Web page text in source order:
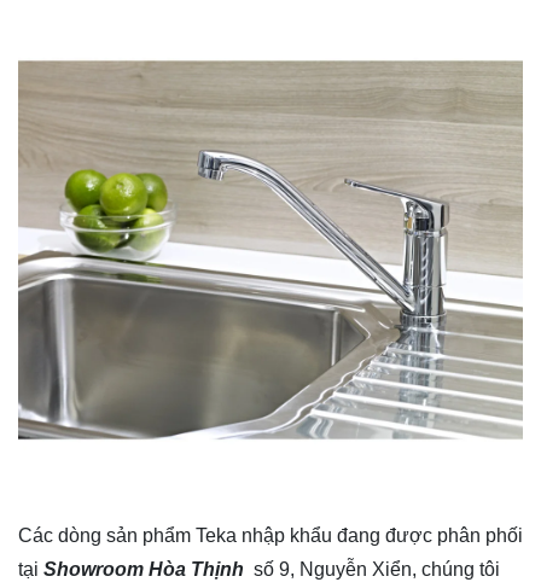
Các dòng sản phẩm Teka nhập khẩu đang được phân phối
tại Showroom Hòa Thịnh số 9, Nguyễn Xiển, chúng tôi